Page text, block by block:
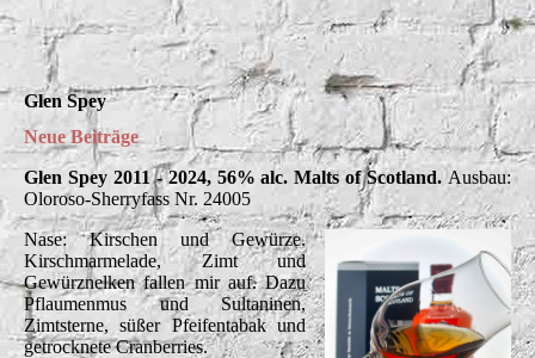
Glen Spey
Neue Beiträge
Glen Spey 2011 - 2024, 56% alc. Malts of Scotland.Ausbau:
Oloroso-Sherryfass Nr. 24005
Nase: Kirschen und Gewürze.
Kirschmarmelade, Zimt und
Gewürznelken fallen mir auf. Dazu
Pflaumenmus und Sultaninen,
Zimtsterne, süßer Pfeifentabak und
getrocknete Cranberries.